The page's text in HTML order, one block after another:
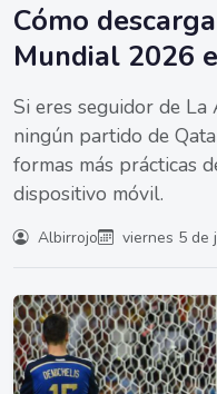
Cómo
Mundial 2026
Si eres seguidor de
ningún partido de
formas más prácticas
dispositivo móvil.
Albirrojo viernes 5 de